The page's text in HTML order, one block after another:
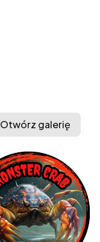
Otwórz galerię